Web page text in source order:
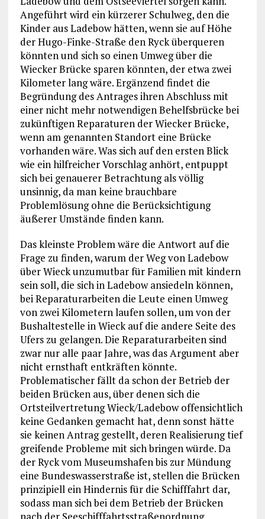
Angeführt wird ein kürzerer Schulweg, den die
Kinder aus Ladebow hätten, wenn sie auf Höhe
der Hugo-Finke-Straße den Ryck überqueren
könnten und sich so einen Umweg über die
Wiecker Brücke sparen könnten, der etwa zwei
Kilometer lang wäre. Ergänzend findet die
Begründung des Antrages ihren Abschluss mit
einer nicht mehr notwendigen Behelfsbrücke bei
zukünftigen Reparaturen der Wiecker Brücke,
wenn am genannten Standort eine Brücke
vorhanden wäre. Was sich auf den ersten Blick
wie ein hilfreicher Vorschlag anhört, entpuppt
sich bei genauerer Betrachtung als völlig
unsinnig, da man keine brauchbare
Problemlösung ohne die Berücksichtigung
äußerer Umstände finden kann.
Das kleinste Problem wäre die Antwort auf die
Frage zu finden, warum der Weg von Ladebow
über Wieck unzumutbar für Familien mit kindern
sein soll, die sich in Ladebow ansiedeln können,
bei Reparaturarbeiten die Leute einen Umweg
von zwei Kilometern laufen sollen, um von der
Bushaltestelle in Wieck auf die andere Seite des
Ufers zu gelangen. Die Reparaturarbeiten sind
zwar nur alle paar Jahre, was das Argument aber
nicht ernsthaft entkräften könnte.
Problematischer fällt da schon der Betrieb der
beiden Brücken aus, über denen sich die
Ortsteilvertretung Wieck/Ladebow offensichtlich
keine Gedanken gemacht hat, denn sonst hätte
sie keinen Antrag gestellt, deren Realisierung tief
greifende Probleme mit sich bringen würde. Da
der Ryck vom Museumshafen bis zur Mündung
eine Bundeswasserstraße ist, stellen die Brücken
prinzipiell ein Hindernis für die Schifffahrt dar,
sodass man sich bei dem Betrieb der Brücken
nach der Seeschifffahrtsstraßenordnung